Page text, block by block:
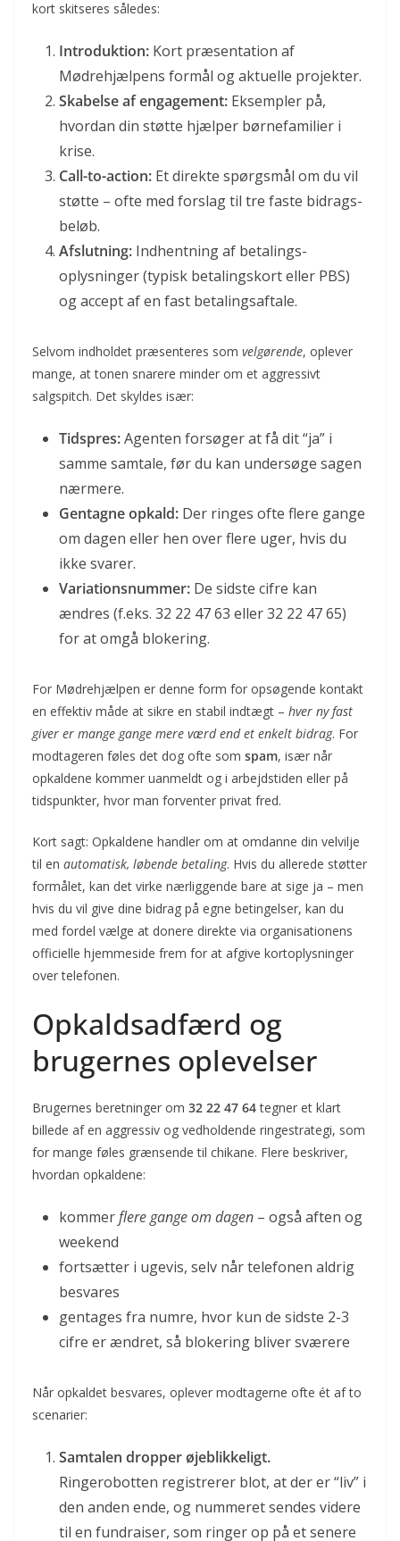
kort skitseres således:
Introduktion: Kort præsentation af
Mødrehjælpens formål og aktuelle projekter.
Skabelse af engagement: Eksempler på,
hvordan din støtte hjælper børnefamilier i
krise.
Call-to-action: Et direkte spørgsmål om du vil
støtte – ofte med forslag til tre faste bidrags­
beløb.
Afslutning: Indhentning af betalings­
oplysninger (typisk betalings­kort eller PBS)
og accept af en fast betalings­aftale.
Selvom indholdet præsenteres som velgørende, oplever
mange, at tonen snarere minder om et aggressivt
salgspitch. Det skyldes især:
Tids­pres:Agenten forsøger at få dit “ja” i
samme samtale, før du kan undersøge sagen
nærmere.
Gentagne opkald: Der ringes ofte flere gange
om dagen eller hen over flere uger, hvis du
ikke svarer.
Variations­nummer: De sidste cifre kan
ændres (f.eks. 32 22 47 63 eller 32 22 47 65)
for at omgå blokering.
For Mødrehjælpen er denne form for opsøgende kontakt
en effektiv måde at sikre en stabil indtægt – hver ny fast
giver er mange gange mere værd end et enkelt bidrag. For
modtageren føles det dog ofte som spam, især når
opkaldene kommer uanmeldt og i arbejdstiden eller på
tidspunkter, hvor man forventer privat fred.
Kort sagt: Opkaldene handler om at omdanne din velvilje
til en automatisk, løbende betaling. Hvis du allerede støtter
formålet, kan det virke nærliggende bare at sige ja – men
hvis du vil give dine bidrag på egne betingelser, kan du
med fordel vælge at donere direkte via organisationens
officielle hjemmeside frem for at afgive kortoplysninger
over telefonen.
Opkaldsadfærd og
brugernes oplevelser
Brugernes beretninger om 32 22 47 64tegner et klart
billede af en aggressiv og vedholdende ringestrategi, som
for mange føles grænsende til chikane. Flere beskriver,
hvordan opkaldene:
kommerflere gange om dagen – også aften og
weekend
fortsætter i ugevis, selv når telefonen aldrig
besvares
gentages fra numre, hvor kun de sidste 2-3
cifre er ændret, så blokering bliver sværere
Når opkaldet besvares, oplever modtagerne ofte ét af to
scenarier:
Samtalen dropper øjeblikkeligt.
Ringerobotten registrerer blot, at der er “liv” i
den anden ende, og nummeret sendes videre
til en fundraiser, som ringer op på et senere